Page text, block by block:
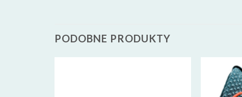
PODOBNE PRODUKTY